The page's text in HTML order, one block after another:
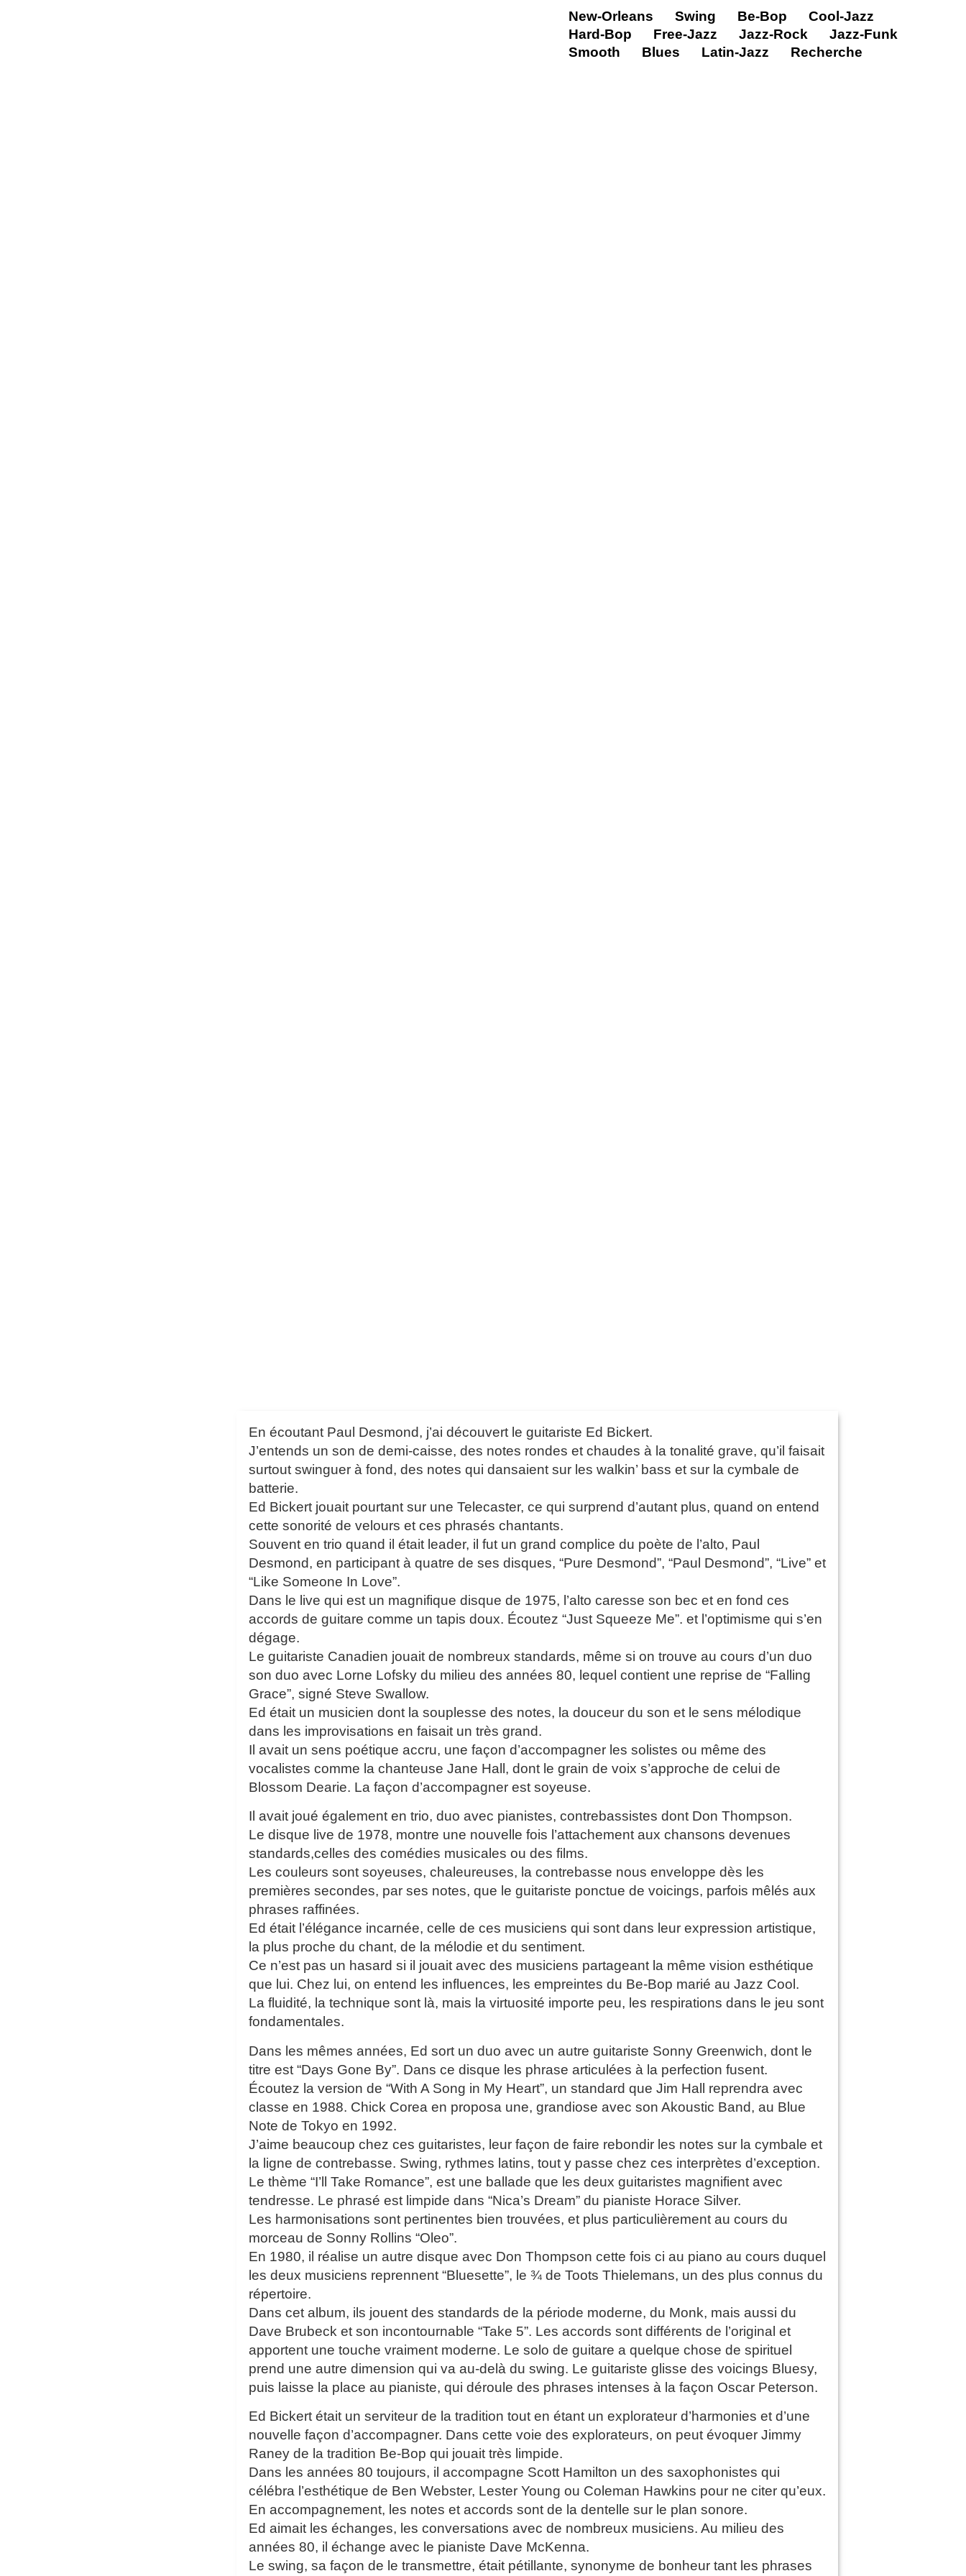
New-Orleans Swing Be-Bop
Cool-Jazz
Hard-Bop
Free-Jazz Jazz-Rock
Jazz-Funk
Smooth
Blues Latin-Jazz Recherche
En écoutant Paul Desmond, j’ai découvert le guitariste Ed Bickert.
J’entends un son de demi-caisse, des notes rondes et chaudes à la tonalité grave, qu’il faisait
surtout swinguer à fond, des notes qui dansaient sur les walkin’ bass et sur la cymbale de
batterie.
Ed Bickert jouait pourtant sur une Telecaster, ce qui surprend d’autant plus, quand on entend
cette sonorité de velours et ces phrasés chantants.
Souvent en trio quand il était leader, il fut un grand complice du poète de l’alto, Paul
Desmond, en participant à quatre de ses disques, “Pure Desmond”, “Paul Desmond”, “Live” et
“Like Someone In Love”.
Dans le live qui est un magnifique disque de 1975, l’alto caresse son bec et en fond ces
accords de guitare comme un tapis doux. Écoutez “Just Squeeze Me”. et l’optimisme qui s’en
dégage.
Le guitariste Canadien jouait de nombreux standards, même si on trouve au cours d’un duo
son duo avec Lorne Lofsky du milieu des années 80, lequel contient une reprise de “Falling
Grace”, signé Steve Swallow.
Ed était un musicien dont la souplesse des notes, la douceur du son et le sens mélodique
dans les improvisations en faisait un très grand.
Il avait un sens poétique accru, une façon d’accompagner les solistes ou même des
vocalistes comme la chanteuse Jane Hall, dont le grain de voix s’approche de celui de
Blossom Dearie. La façon d’accompagner est soyeuse.
Il avait joué également en trio, duo avec pianistes, contrebassistes dont Don Thompson.
Le disque live de 1978, montre une nouvelle fois l’attachement aux chansons devenues
standards,celles des comédies musicales ou des films.
Les couleurs sont soyeuses, chaleureuses, la contrebasse nous enveloppe dès les
premières secondes, par ses notes, que le guitariste ponctue de voicings, parfois mêlés aux
phrases raffinées.
Ed était l’élégance incarnée, celle de ces musiciens qui sont dans leur expression artistique,
la plus proche du chant, de la mélodie et du sentiment.
Ce n’est pas un hasard si il jouait avec des musiciens partageant la même vision esthétique
que lui. Chez lui, on entend les influences, les empreintes du Be-Bop marié au Jazz Cool.
La fluidité, la technique sont là, mais la virtuosité importe peu, les respirations dans le jeu sont
fondamentales.
Dans les mêmes années, Ed sort un duo avec un autre guitariste Sonny Greenwich, dont le
titre est “Days Gone By”. Dans ce disque les phrase articulées à la perfection fusent.
Écoutez la version de “With A Song in My Heart”, un standard que Jim Hall reprendra avec
classe en 1988. Chick Corea en proposa une, grandiose avec son Akoustic Band, au Blue
Note de Tokyo en 1992.
J’aime beaucoup chez ces guitaristes, leur façon de faire rebondir les notes sur la cymbale et
la ligne de contrebasse. Swing, rythmes latins, tout y passe chez ces interprètes d’exception.
Le thème “I’ll Take Romance”, est une ballade que les deux guitaristes magnifient avec
tendresse. Le phrasé est limpide dans “Nica’s Dream” du pianiste Horace Silver.
Les harmonisations sont pertinentes bien trouvées, et plus particulièrement au cours du
morceau de Sonny Rollins “Oleo”.
En 1980, il réalise un autre disque avec Don Thompson cette fois ci au piano au cours duquel
les deux musiciens reprennent “Bluesette”, le ¾ de Toots Thielemans, un des plus connus du
répertoire.
Dans cet album, ils jouent des standards de la période moderne, du Monk, mais aussi du
Dave Brubeck et son incontournable “Take 5”. Les accords sont différents de l’original et
apportent une touche vraiment moderne. Le solo de guitare a quelque chose de spirituel
prend une autre dimension qui va au-delà du swing. Le guitariste glisse des voicings Bluesy,
puis laisse la place au pianiste, qui déroule des phrases intenses à la façon Oscar Peterson.
Ed Bickert était un serviteur de la tradition tout en étant un explorateur d’harmonies et d’une
nouvelle façon d’accompagner. Dans cette voie des explorateurs, on peut évoquer Jimmy
Raney de la tradition Be-Bop qui jouait très limpide.
Dans les années 80 toujours, il accompagne Scott Hamilton un des saxophonistes qui
célébra l’esthétique de Ben Webster, Lester Young ou Coleman Hawkins pour ne citer qu’eux.
En accompagnement, les notes et accords sont de la dentelle sur le plan sonore.
Ed aimait les échanges, les conversations avec de nombreux musiciens. Au milieu des
années 80, il échange avec le pianiste Dave McKenna.
Le swing, sa façon de le transmettre, était pétillante, synonyme de bonheur tant les phrases